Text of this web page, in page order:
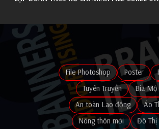
File Photoshop Poster
Tuyên Truyền
Bia Mộ
An toàn Lao động
Áo
Nông thôn mới
Đô Thị